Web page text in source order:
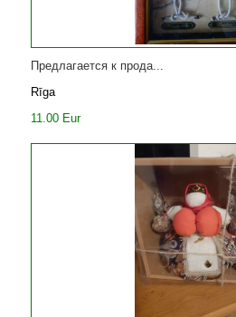
Предлагается к прода...
Rīga
11.00 Eur